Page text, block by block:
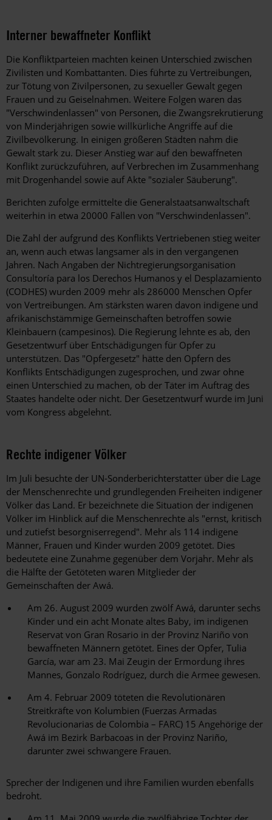
Interner bewaffneter Konflikt
Die Konfliktparteien machten keinen Unterschied zwischen
Zivilisten und Kombattanten. Dies führte zu Vertreibungen,
zur Tötung von Zivilpersonen, zu sexueller Gewalt gegen
Frauen und zu Geiselnahmen. Weitere Folgen waren das
"Verschwindenlassen" von Personen, die Zwangsrekrutierung
von Minderjährigen sowie willkürliche Angriffe auf die
Zivilbevölkerung. In einigen größeren Städten nahm die
Gewalt stark zu. Dieser Anstieg war auf den bewaffneten
Konflikt zurückzuführen, auf Verbrechen im Zusammenhang
mit Drogenhandel sowie auf Akte "sozialer Säuberung".
Berichten zufolge ermittelte die Generalstaatsanwaltschaft
weiterhin in etwa 20000 Fällen von "Verschwindenlassen".
Die Zahl der aufgrund des Konflikts Vertriebenen stieg weiter
an, wenn auch etwas langsamer als in den vergangenen
Jahren. Nach Angaben der Nichtregierungsorganisation
Consultoría para los Derechos Humanos y el Desplazamiento
(CODHES) wurden 2009 mehr als 286000 Menschen Opfer
von Vertreibungen. Am stärksten waren davon indigene und
afrikanischstämmige Gemeinschaften betroffen sowie
Kleinbauern (campesinos). Die Regierung lehnte es ab, den
Gesetzentwurf über Entschädigungen für Opfer zu
unterstützen. Das "Opfergesetz" hätte den Opfern des
Konflikts Entschädigungen zugesprochen, und zwar ohne
einen Unterschied zu machen, ob der Täter im Auftrag des
Staates handelte oder nicht. Der Gesetzentwurf wurde im Juni
vom Kongress abgelehnt.
Rechte indigener Völker
Im Juli besuchte der UN-Sonderberichterstatter über die Lage
der Menschenrechte und grundlegenden Freiheiten indigener
Völker das Land. Er bezeichnete die Situation der indigenen
Völker im Hinblick auf die Menschenrechte als "ernst, kritisch
und zutiefst besorgniserregend". Mehr als 114 indigene
Männer, Frauen und Kinder wurden 2009 getötet. Dies
bedeutete eine Zunahme gegenüber dem Vorjahr. Mehr als
die Hälfte der Getöteten waren Mitglieder der
Gemeinschaften der Awá.
Am 26. August 2009 wurden zwölf Awá, darunter sechs
Kinder und ein acht Monate altes Baby, im indigenen
Reservat von Gran Rosario in der Provinz Nariño von
bewaffneten Männern getötet. Eines der Opfer, Tulia
García, war am 23. Mai Zeugin der Ermordung ihres
Mannes, Gonzalo Rodríguez, durch die Armee gewesen.
Am 4. Februar 2009 töteten die Revolutionären
Streitkräfte von Kolumbien (Fuerzas Armadas
Revolucionarias de Colombia – FARC) 15 Angehörige der
Awá im Bezirk Barbacoas in der Provinz Nariño,
darunter zwei schwangere Frauen.
Sprecher der Indigenen und ihre Familien wurden ebenfalls
bedroht.